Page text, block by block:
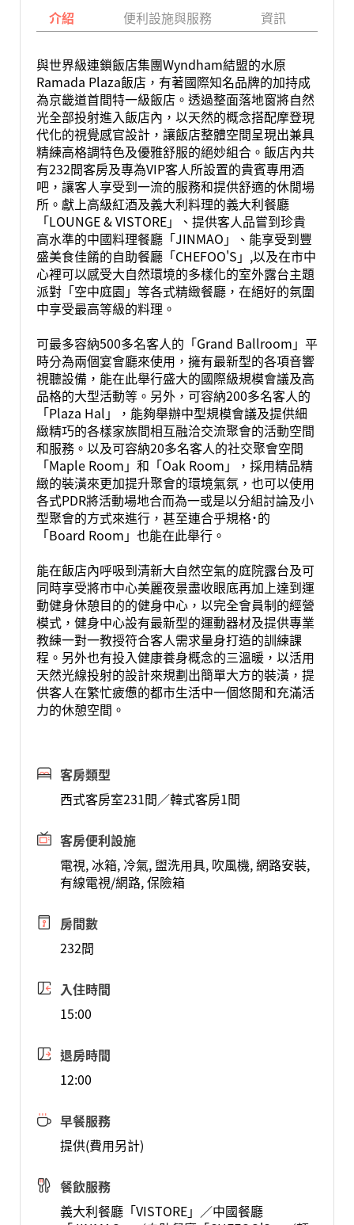
介紹 便利設施與服務 資訊
與世界級連鎖飯店集團Wyndham結盟的水原
Ramada Plaza飯店，有著國際知名品牌的加持成
為京畿道首間特一級飯店。透過整面落地窗將自然
光全部投射進入飯店內，以天然的概念搭配摩登現
代化的視覺感官設計，讓飯店整體空間呈現出兼具
精練高格調特色及優雅舒服的絕妙組合。飯店內共
有232間客房及專為VIP客人所設置的貴賓專用酒
吧，讓客人享受到一流的服務和提供舒適的休閒場
所。獻上高級紅酒及義大利料理的義大利餐廳
「LOUNGE & VISTORE」、提供客人品嘗到珍貴
高水準的中國料理餐廳「JINMAO」、能享受到豐
盛美食佳餚的自助餐廳「CHEFOO'S」,以及在市中
心裡可以感受大自然環境的多樣化的室外露台主題
派對「空中庭園」等各式精緻餐廳，在絕好的氛圍
中享受最高等級的料理。
可最多容納500多名客人的「Grand Ballroom」平
時分為兩個宴會廳來使用，擁有最新型的各項音響
視聽設備，能在此舉行盛大的國際級規模會議及高
品格的大型活動等。另外，可容納200多名客人的
「Plaza Hal」，能夠舉辦中型規模會議及提供細
緻精巧的各樣家族間相互融洽交流聚會的活動空間
和服務。以及可容納20多名客人的社交聚會空間
「Maple Room」和「Oak Room」，採用精品精
緻的裝潢來更加提升聚會的環境氣氛，也可以使用
各式PDR將活動場地合而為一或是以分組討論及小
型聚會的方式來進行，甚至連合乎規格˙的
「Board Room」也能在此舉行。
能在飯店內呼吸到清新大自然空氣的庭院露台及可
同時享受將市中心美麗夜景盡收眼底再加上達到運
動健身休憩目的的健身中心，以完全會員制的經營
模式，健身中心設有最新型的運動器材及提供專業
教練一對一教授符合客人需求量身打造的訓練課
程。另外也有投入健康養身概念的三溫暖，以活用
天然光線投射的設計來規劃出簡單大方的裝潢，提
供客人在繁忙疲憊的都市生活中一個悠閒和充滿活
力的休憩空間。
客房類型
西式客房室231間／韓式客房1間
客房便利設施
電視, 冰箱, 冷氣, 盥洗用具, 吹風機, 網路安裝,
有線電視/網路, 保險箱
房間數
232間
入住時間
15:00
退房時間
12:00
早餐服務
提供(費用另計)
餐飲服務
義大利餐廳「VISTORE」／中國餐廳